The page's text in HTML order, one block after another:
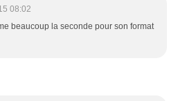
08:02
beaucoup la seconde pour son format